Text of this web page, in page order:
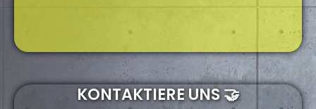
KONTAKTIERE UNS 🤝